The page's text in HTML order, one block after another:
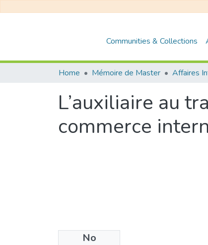
Communities & Collections
Home Mémoire de Master Affaires
L’auxiliaire au
commerce
No